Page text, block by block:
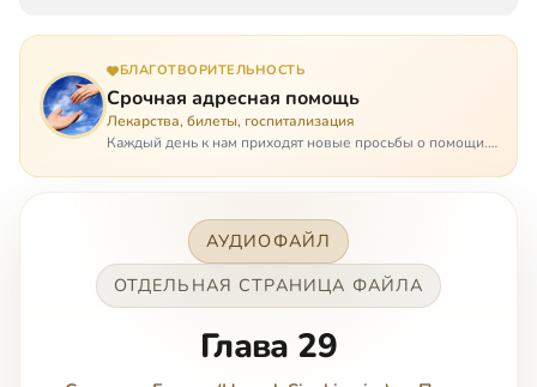
БЛАГОТВОРИТЕЛЬНОСТЬ
Срочная адресная помощь
Лекарства, билеты, госпитализация
Каждый день к нам приходят новые просьбы о помощи.
она нужна была вчера: в приеме лекарств образовался
АУДИОФАЙЛ
ОТДЕЛЬНАЯ СТРАНИЦА ФАЙЛА
Глава 29